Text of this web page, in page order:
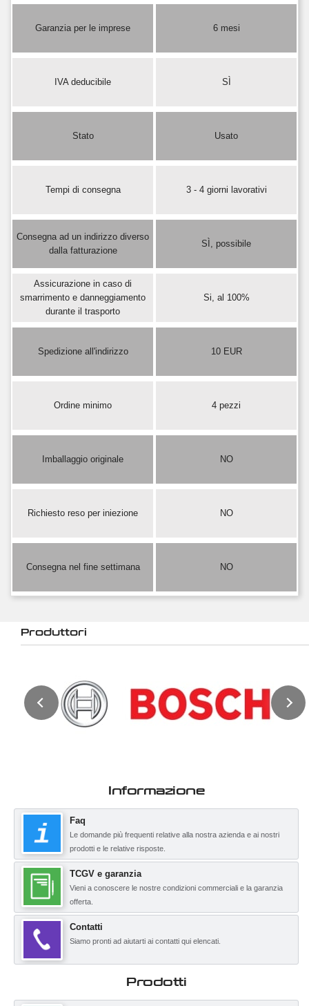
Garanzia per le imprese 6 mesi
IVA deducibile SÌ
Stato Usato
Tempi di consegna 3 - 4 giorni lavorativi
Consegna ad un indirizzo diverso
dalla fatturazione
SÌ, possibile
Assicurazione in caso di
smarrimento e danneggiamento
durante il trasporto
Si, al 100%
Spedizione all'indirizzo 10 EUR
Ordine minimo 4 pezzi
Imballaggio originale NO
Richiesto reso per iniezione NO
Consegna nel fine settimana NO
Produttori
Informazione
Faq
Le domande più frequenti relative alla nostra azienda e ai nostri
prodotti e le relative risposte.
TCGV e garanzia
Vieni a conoscere le nostre condizioni commerciali e la garanzia
offerta.
Contatti
Siamo pronti ad aiutarti ai contatti qui elencati.
Prodotti